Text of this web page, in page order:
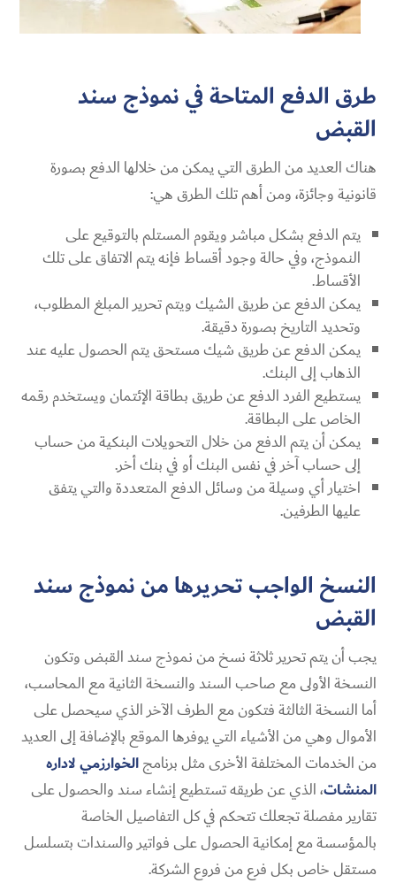
طرق الدفع المتاحة في نموذج سند
القبض
هناك العديد من الطرق التي يمكن من خلالها الدفع بصورة
قانونية وجائزة، ومن أهم تلك الطرق هي:
يتم الدفع بشكل مباشر ويقوم المستلم بالتوقيع على
النموذج، وفي حالة وجود أقساط فإنه يتم الاتفاق على تلك
الأقساط.
يمكن الدفع عن طريق الشيك ويتم تحرير المبلغ المطلوب،
وتحديد التاريخ بصورة دقيقة.
يمكن الدفع عن طريق شيك مستحق يتم الحصول عليه عند
الذهاب إلى البنك.
يستطيع الفرد الدفع عن طريق بطاقة الإئتمان ويستخدم رقمه
الخاص على البطاقة.
يمكن أن يتم الدفع من خلال التحويلات البنكية من حساب
إلى حساب آخر في نفس البنك أو في بنك أخر.
اختيار أي وسيلة من وسائل الدفع المتعددة والتي يتفق
عليها الطرفين.
النسخ الواجب تحريرها من نموذج سند
القبض
يجب أن يتم تحرير ثلاثة نسخ من نموذج سند القبض وتكون
النسخة الأولى مع صاحب السند والنسخة الثانية مع المحاسب،
أما النسخة الثالثة فتكون مع الطرف الآخر الذي سيحصل على
الأموال وهي من الأشياء التي يوفرها الموقع بالإضافة إلى العديد
من الخدمات المختلفة الأخرى مثل برنامجالخوارزمي لاداره
المنشات، الذي عن طريقه تستطيع إنشاء سند والحصول على
تقارير مفصلة تجعلك تتحكم في كل التفاصيل الخاصة
بالمؤسسة مع إمكانية الحصول على فواتير والسندات بتسلسل
مستقل خاص بكل فرع من فروع الشركة.